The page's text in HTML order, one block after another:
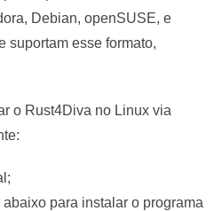
Debian, openSUSE, e
suportam esse formato,
o Rust4Diva no Linux via
para instalar o programa